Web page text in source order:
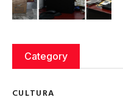
Category
CULTURA